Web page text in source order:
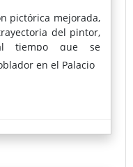
pictórica mejorada,
del pintor,
al tiempo que se
en toda su
ahora con mayor
y acentuada
naturales y
en el Palacio